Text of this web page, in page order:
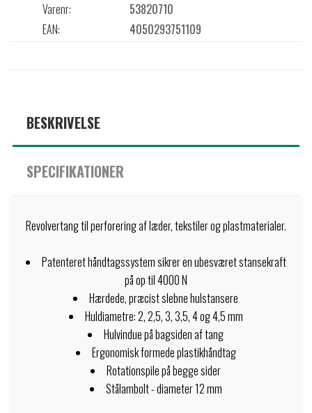
Varenr:
53820710
EAN:
4050293751109
BESKRIVELSE
SPECIFIKATIONER
Revolvertang til perforering af læder, tekstiler og plastmaterialer.
Patenteret håndtagssystem sikrer en ubesværet stansekraft
på op til 4000 N
Hærdede, præcist slebne hulstansere
Huldiametre: 2, 2,5, 3, 3,5, 4 og 4,5 mm
Hulvindue på bagsiden af ​​tang
Ergonomisk formede plastikhåndtag
Rotationspile på begge sider
Stålambolt - diameter 12 mm